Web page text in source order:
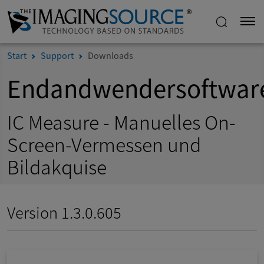
Start Support Downloads
IC Measure - Manuelles On-
Screen-Vermessen und
Bildakquise
Version 1.3.0.605